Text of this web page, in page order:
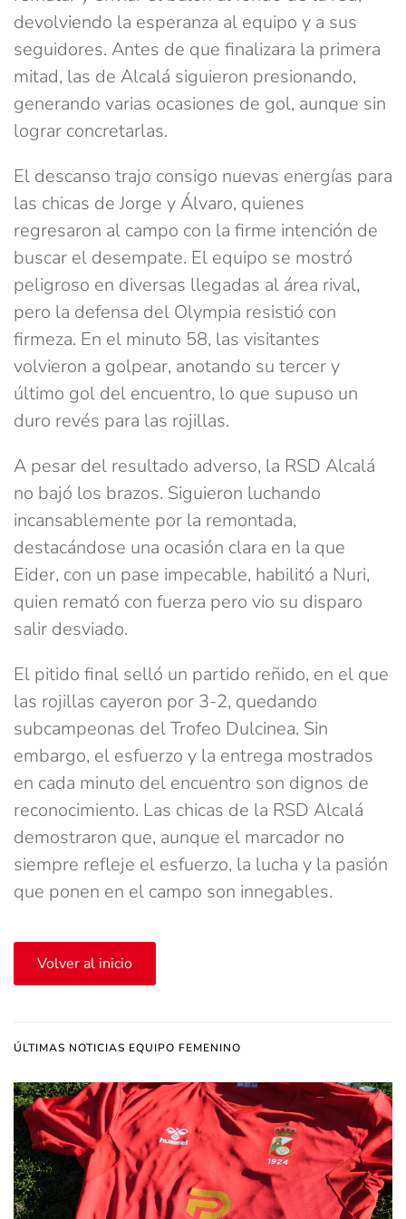
devolviendo la esperanza al equipo y a sus
seguidores. Antes de que finalizara la primera
mitad, las de Alcalá siguieron presionando,
generando varias ocasiones de gol, aunque sin
lograr concretarlas.
El descanso trajo consigo nuevas energías para
las chicas de Jorge y Álvaro, quienes
regresaron al campo con la firme intención de
buscar el desempate. El equipo se mostró
peligroso en diversas llegadas al área rival,
pero la defensa del Olympia resistió con
firmeza. En el minuto 58, las visitantes
volvieron a golpear, anotando su tercer y
último gol del encuentro, lo que supuso un
duro revés para las rojillas.
A pesar del resultado adverso, la RSD Alcalá
no bajó los brazos. Siguieron luchando
incansablemente por la remontada,
destacándose una ocasión clara en la que
Eider, con un pase impecable, habilitó a Nuri,
quien remató con fuerza pero vio su disparo
salir desviado.
El pitido final selló un partido reñido, en el que
las rojillas cayeron por 3-2, quedando
subcampeonas del Trofeo Dulcinea. Sin
embargo, el esfuerzo y la entrega mostrados
en cada minuto del encuentro son dignos de
reconocimiento. Las chicas de la RSD Alcalá
demostraron que, aunque el marcador no
siempre refleje el esfuerzo, la lucha y la pasión
que ponen en el campo son innegables.
Volver al inicio
ÚLTIMAS NOTICIAS EQUIPO FEMENINO